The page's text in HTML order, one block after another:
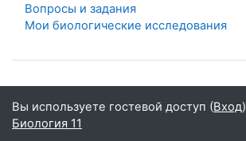
Вопросы и задания
Мои биологические исследования
Вы используете гостевой доступ (Вход)
Биология 11